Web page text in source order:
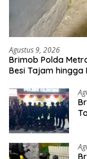
Agustus 9, 2026
Brimob Polda
Besi Tajam hingga